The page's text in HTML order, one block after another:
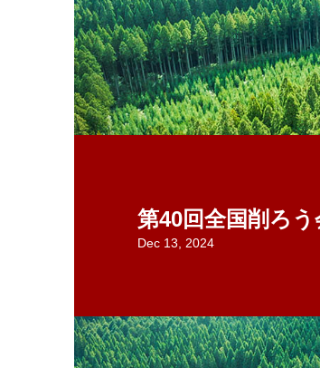
第40回全国削ろ
Dec 13, 2024